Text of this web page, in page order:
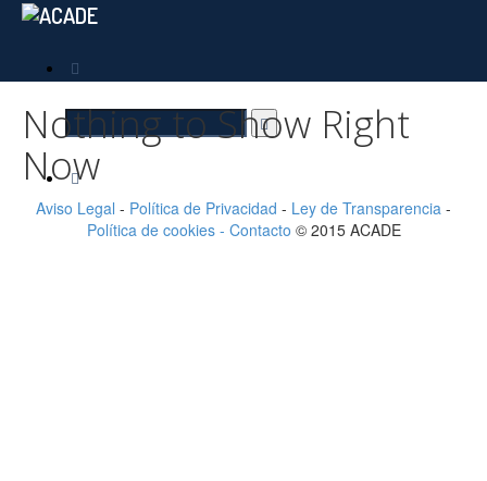
Nothing to Show Right
Now
Aviso Legal - Política de Privacidad - Ley de Transparencia -
Política de cookies - Contacto © 2015 ACADE